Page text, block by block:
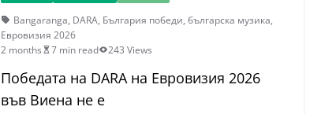
Bangaranga, DARA, България победи,българска музика,
Евровизия 2026
2 months
7 min read 243 Views
Победата на DARA на Евровизия 2026
във Виена не е